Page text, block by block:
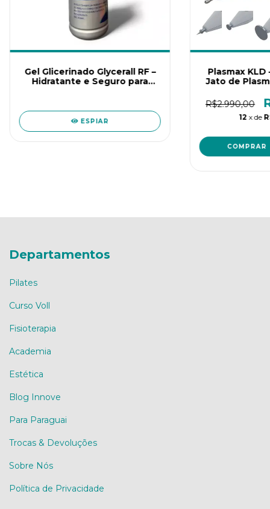
Gel Glicerinado Glycerall RF –
Hidratante e Seguro para
ESPIAR
Plasmax
Jato de
R$2.990,00
12 x de
Departamentos
Pilates
Curso Voll
Fisioterapia
Academia
Estética
Blog Innove
Para Paraguai
Trocas & Devoluções
Sobre Nós
Política de Privacidade
preencha os dados para iniciar: